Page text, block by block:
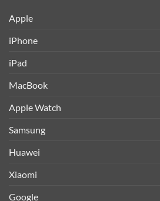
Apple
iPhone
iPad
MacBook
Apple Watch
Samsung
Huawei
Xiaomi
Google